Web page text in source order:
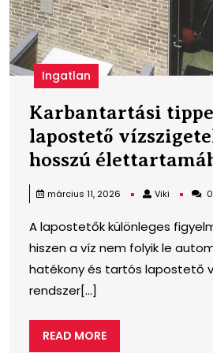
Ingatlan
Karbantartási
lapostető
hosszú
március 11, 2026 Viki Viki
A lapostetők különleges
hiszen a víz nem folyik le
hatékony és tartós lapostető
rendszer[...]
READ MOREREAD